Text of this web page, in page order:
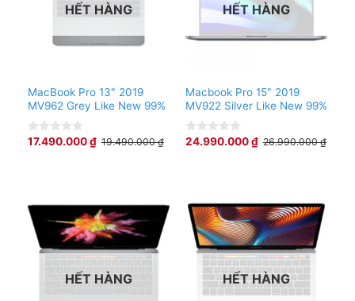
HẾT HÀNG
MacBook Pro 13″ 2019
MV962 Grey Like New 99%
017.490.000₫ 19.490.000₫
HẾT HÀNG
Macbook Pro 15″ 2019
MV922 Silver Like New 99%
0
24.990.000₫ 26.990.000₫
HẾT HÀNG HẾT HÀNG